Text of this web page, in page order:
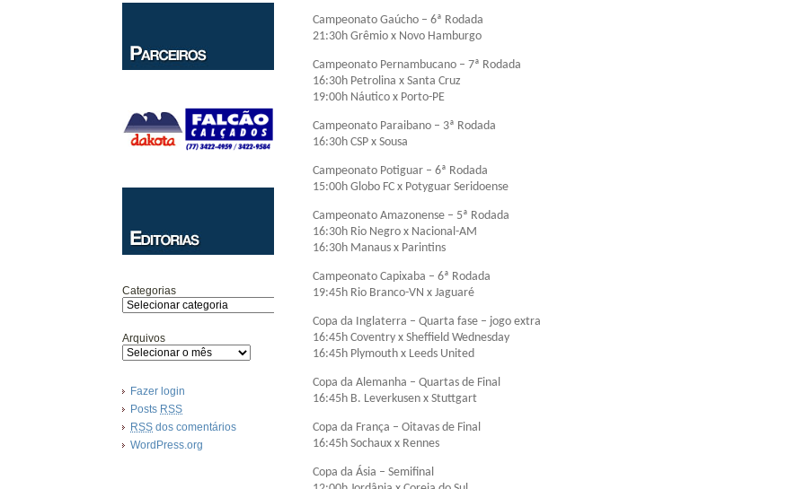
Categorias
Arquivos
Fazer login
Posts RSS
RSS dos comentários
WordPress.org
Campeonato Gaúcho – 6ª Rodada
21:30h Grêmio x Novo Hamburgo
Campeonato Pernambucano – 7ª Rodada
16:30h Petrolina x Santa Cruz
19:00h Náutico x Porto-PE
Campeonato Paraibano – 3ª Rodada
16:30h CSP x Sousa
Campeonato Potiguar – 6ª Rodada
15:00h Globo FC x Potyguar Seridoense
Campeonato Amazonense – 5ª Rodada
16:30h Rio Negro x Nacional-AM
16:30h Manaus x Parintins
Campeonato Capixaba – 6ª Rodada
19:45h Rio Branco-VN x Jaguaré
Copa da Inglaterra – Quarta fase – jogo extra
16:45h Coventry x Sheffield Wednesday
16:45h Plymouth x Leeds United
Copa da Alemanha – Quartas de Final
16:45h B. Leverkusen x Stuttgart
Copa da França – Oitavas de Final
16:45h Sochaux x Rennes
Copa da Ásia – Semifinal